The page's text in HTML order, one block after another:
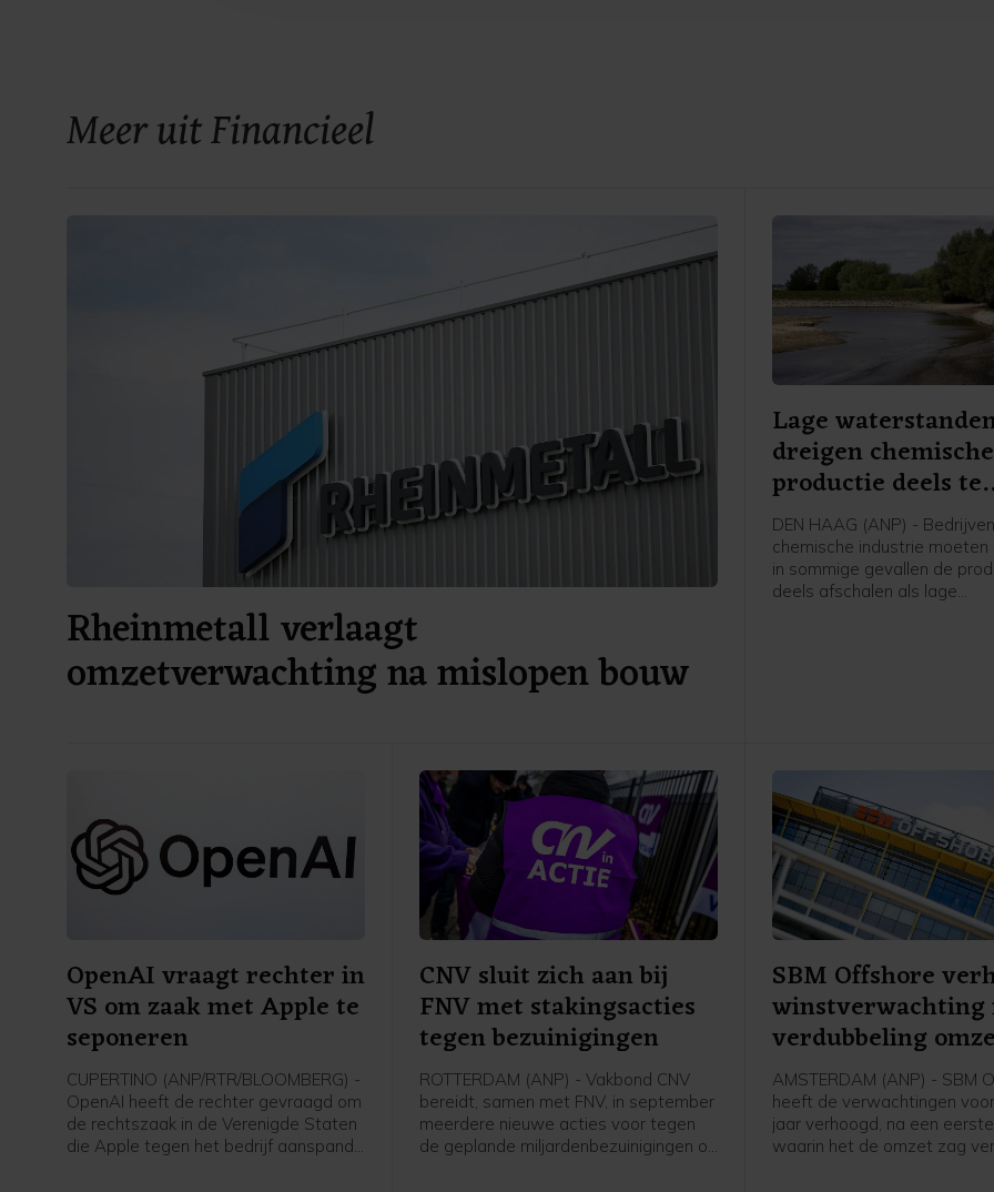
Meer uit Financieel
Rheinmetall verlaagt
omzetverwachting na mislopen bouw
Lage
dreigen chemische
productie deels te
beperken
DEN HAAG (ANP) -
chemische industrie moeten
in sommige gevallen de
deels afschalen als lage
OpenAI vraagt rechter in
VS om zaak met Apple te
seponeren
CUPERTINO (ANP/RTR/BLOOMBERG) -
OpenAI heeft de rechter gevraagd om
de rechtszaak in de Verenigde Staten
die Apple tegen het bedrijf aanspande
CNV sluit zich aan bij
FNV met stakingsacties
tegen bezuinigingen
ROTTERDAM (ANP) - Vakbond CNV
bereidt, samen met FNV, in september
meerdere nieuwe acties voor tegen
de geplande miljardenbezuinigingen op
SBM Offshore
winstverwachting
verdubbeling
AMSTERDAM (ANP) - SBM
heeft de verwachtingen
jaar verhoogd, na een
waarin het de omzet zag